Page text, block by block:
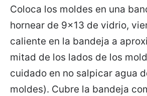
Coloca los moldes en una
hornear de 9×13 de vidrio,
caliente en la bandeja a
mitad de los lados de los
cuidado en no salpicar agua
moldes). Cubre la bandeja